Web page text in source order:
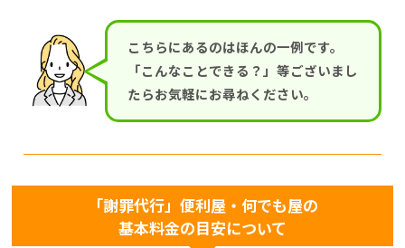
こちらにあるのはほんの一例です。
「こんなことできる？」等ございまし
たらお気軽にお尋ねください。
「謝罪代行」便利屋・何でも屋の
基本料金の目安について